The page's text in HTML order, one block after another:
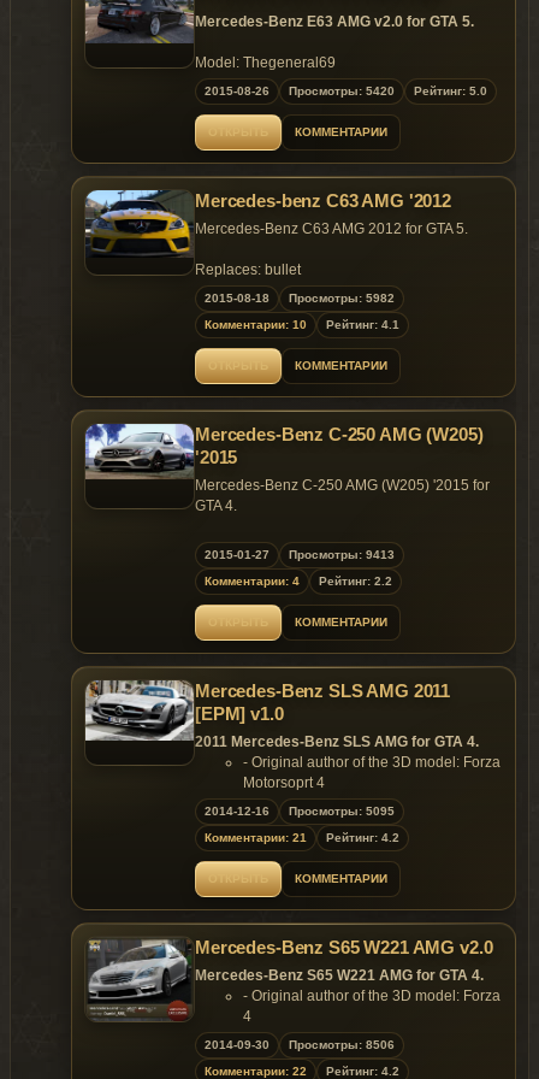
dubsta.ytd
dubsta_hi.yft
>>>
dubsta_bbar_1.yft
dubsta_bbar_2.yft
dubsta_skirt_2.yft
dubsta_sparew_1.yft
All not to be modified
By CHINA_BBFF & MJEC666
Mercedes-Benz E63 AMG v2.0 for GTA 5.
Model: Thegeneral69
Convert: zQrba
v2.0
Add dirt effect
v1.1
Features
------------------------------------
Steeringwheel
Dashboard
Tuning Parts
Lights Work
---------------------------------------
Glass doesn't break
2015-08-26 Просмотры: 5420 Рейтинг: 5.0
КОММЕНТАРИИ
Mercedes-benz C63 AMG '2012
Mercedes-Benz C63 AMG 2012 for GTA 5.
Replaces: bullet
2015-08-18
Просмотры: 5982
Комментарии: 10
Рейтинг: 4.1
КОММЕНТАРИИ
Mercedes-Benz C-250 AMG (W205)
'2015
Mercedes-Benz C-250 AMG (W205) '2015 for
GTA 4.
Model by:gamemodels.ru
converted by:mida1997
textures by:gamemodels & mida1997
wft=8.35mb
wtd=1.05mb
2015-01-27
Просмотры: 9413
Комментарии: 4
Рейтинг: 2.2
КОММЕНТАРИИ
Mercedes-Benz SLS AMG 2011
[EPM] v1.0
2011 Mercedes-Benz SLS AMG for GTA 4.
- Original author of the 3D model: Forza
Motorsoprt 4
- Convert & edited: peng00820
- Handling by: saite
- EPM setting:feiji
- Interior edit:feiji
- Plates by: La1st
- Screenshots: peng00820
Features:
- Model support all features of the
game.
Replaces: any car
2014-12-16
Просмотры: 5095
Комментарии: 21
Рейтинг: 4.2
КОММЕНТАРИИ
Mercedes-Benz S65 W221 AMG v2.0
Mercedes-Benz S65 W221 AMG for GTA 4.
- Original author of the 3D model: Forza
4
- Converted & Edited by Daniel_555_
- Author of tire and disk textures: Tizir
2014-09-30
Просмотры: 8506
Комментарии: 22
Рейтинг: 4.2